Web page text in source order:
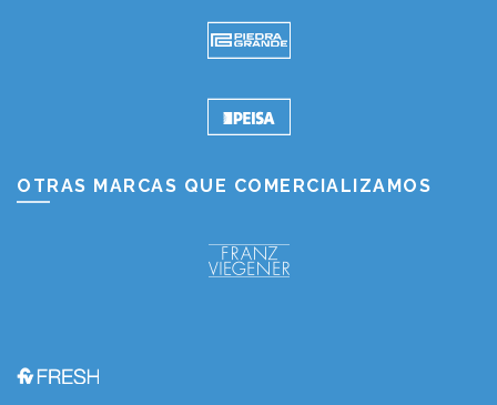
OTRAS MARCAS QUE COMERCIALIZAMOS